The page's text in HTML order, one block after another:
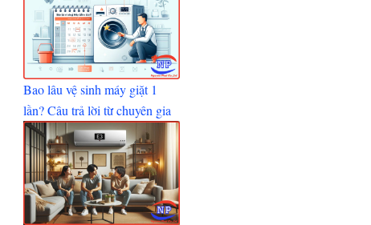
Bao lâu vệ sinh máy giặt 1
lần? Câu trả lời từ chuyên gia